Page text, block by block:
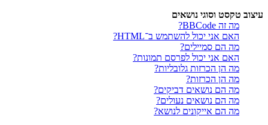
עיצוב טקסט וסוגי נושאים
מה זה BBCode?
האם אני יכול להשתמש ב־HTML?
מה הם סמיילים?
האם אני יכול לפרסם תמונות?
מה הן הכרזות גלובליות?
מה הן הכרזות?
מה הם נושאים דביקים?
מה הם נושאים נעולים?
מה הם אייקונים לנושא?